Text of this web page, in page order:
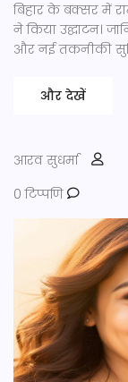
बिहार के बक्सर में
ने किया उद्घाटन।
और नई तकनीकी
और देखें
आरव सुधर्मा
0 टिप्पणि